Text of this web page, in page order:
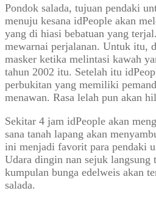
Pondok salada, tujuan pendaki
menuju kesana idPeople akan
yang di hiasi bebatuan yang
mewarnai perjalanan. Untuk itu,
masker ketika melintasi kawah
tahun 2002 itu. Setelah itu
perbukitan yang memiliki
menawan. Rasa lelah pun akan
Sekitar 4 jam idPeople akan
sana tanah lapang akan
ini menjadi favorit para pendaki
Udara dingin nan sejuk langsung
kumpulan bunga edelweis akan
salada.